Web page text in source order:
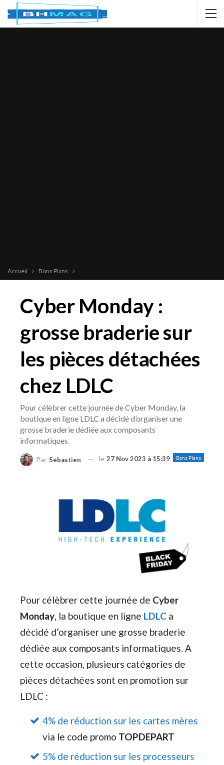
Accueil Bons Plans
Cyber Monday :
grosse braderie sur
les pièces détachées
chez LDLC
Pour célèbrer cette journée de Cyber Monday, la
boutique en ligne LDLC a décidé d’organiser une
grosse braderie dédiée aux composants
informatiques.
Bons Plans
Par Sebastien le 27 Nov 2023 à 15:39
Pour célèbrer cette journée de Cyber
Monday, la boutique en ligne LDLC a
décidé d’organiser une grosse braderie
dédiée aux composants informatiques. A
cette occasion, plusieurs catégories de
pièces détachées sont en promotion sur
LDLC :
4% de réduction sur les cartes mères
via le code promo TOPDEPART
5% de réduction sur les processeurs